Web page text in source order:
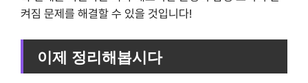
켜짐 문제를 해결할 수 있을 것입니다!
이제 정리해봅시다